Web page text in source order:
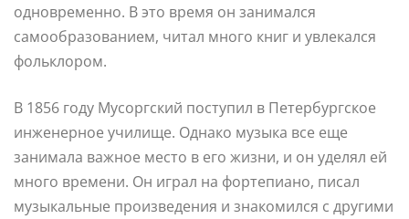
одновременно. В это время он занимался
самообразованием, читал много книг и увлекался
фольклором.
В 1856 году Мусоргский поступил в Петербургское
инженерное училище. Однако музыка все еще
занимала важное место в его жизни, и он уделял ей
много времени. Он играл на фортепиано, писал
музыкальные произведения и знакомился с другими